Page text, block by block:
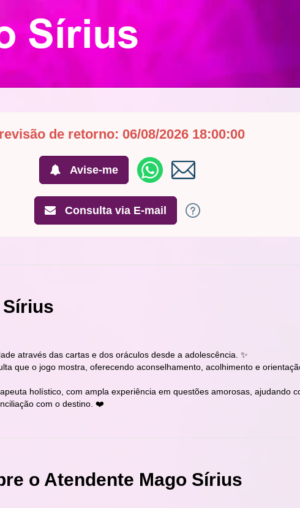
Sírius
de retorno: 06/08/2026 18:00:00
Avise-me
Consulta via E-mail
Sírius
através das cartas e dos oráculos desde a adolescência. ✨
que o jogo mostra, oferecendo aconselhamento, acolhimento e
holístico, com ampla experiência em questões amorosas, ajudando
com o destino. ❤️
o Atendente Mago Sírius